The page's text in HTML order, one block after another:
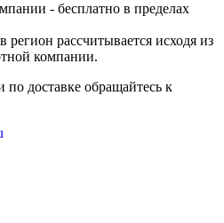
- бесплатно в пределах
регион рассчитывается исходя из
компании.
доставке обращайтесь к